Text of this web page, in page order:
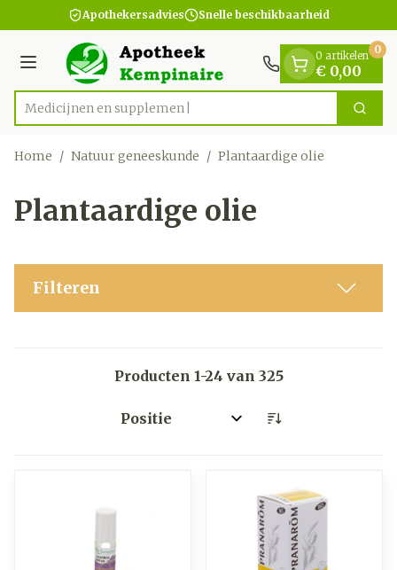
Ga naar de inhoudApothekersadvies Snelle beschikbaarheid
Menu
Product, merk, categorie...
Medi Zoek
0 artikelen
€ 0,00
0
Home / Natuur geneeskunde / Plantaardige olie
Plantaardige olie
Filteren
Producten 1-24 van 325
Sorteer op: